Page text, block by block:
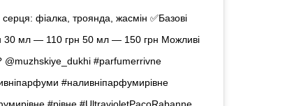
фіалка, троянда, жасмін ✅Базові
30 мл — 110 грн 50 мл — 150 грн Можливі
@muzhskiye_dukhi #parfumerrivne
#наливніпарфумирівне
#рівне #UltravioletPacoRabanne